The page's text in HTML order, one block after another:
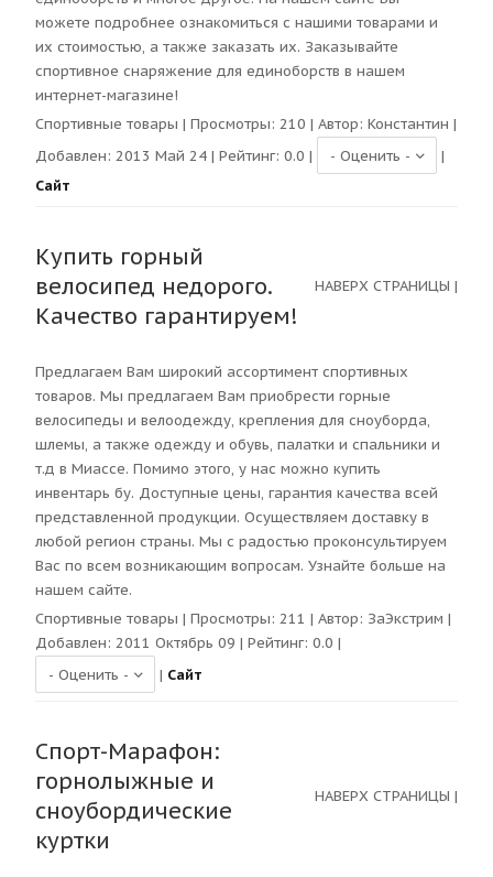
можете подробнее ознакомиться с нашими товарами и
их стоимостью, а также заказать их. Заказывайте
спортивное снаряжение для единоборств в нашем
интернет-магазине!
Спортивные товары | Просмотры: 210 | Автор: Константин |
Добавлен: 2013 Май 24 | Рейтинг: 0.0 |
|
Сайт
Купить горный
велосипед недорого.
Качество гарантируем!
НАВЕРХ СТРАНИЦЫ |
Предлагаем Вам широкий ассортимент спортивных
товаров. Мы предлагаем Вам приобрести горные
велосипеды и велоодежду, крепления для сноуборда,
шлемы, а также одежду и обувь, палатки и спальники и
т.д в Миассе. Помимо этого, у нас можно купить
инвентарь бу. Доступные цены, гарантия качества всей
представленной продукции. Осуществляем доставку в
любой регион страны. Мы с радостью проконсультируем
Вас по всем возникающим вопросам. Узнайте больше на
нашем сайте.
Спортивные товары | Просмотры: 211 | Автор: ЗаЭкстрим |
Добавлен: 2011 Октябрь 09 | Рейтинг: 0.0 |
| Сайт
Спорт-Марафон:
горнолыжные и
сноубордические
куртки
НАВЕРХ СТРАНИЦЫ |